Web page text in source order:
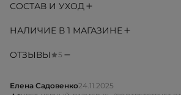
СОСТАВ И УХОД
НАЛИЧИЕ В 1 МАГАЗИНЕ
ОТЗЫВЫ 5
Елена Садовенко24.11.2025